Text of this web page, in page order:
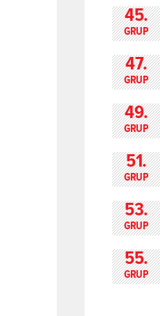
45.
GRUP
47.
GRUP
49.
GRUP
51.
GRUP
53.
GRUP
55.
GRUP